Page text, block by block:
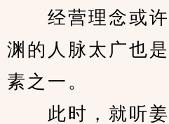
经营理念或许
渊的人脉太广也
素之一。
此时，就听姜